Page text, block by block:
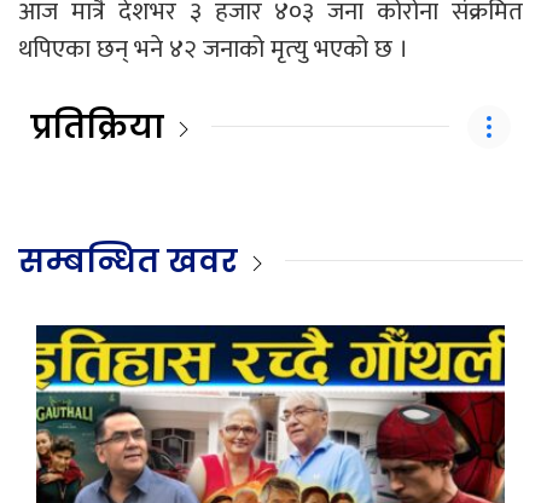
आज मात्रै देशभर ३ हजार ४०३ जना कोरोना संक्रमित
थपिएका छन् भने ४२ जनाको मृत्‍यु भएको छ ।
प्रतिक्रिया
सम्बन्धित खवर